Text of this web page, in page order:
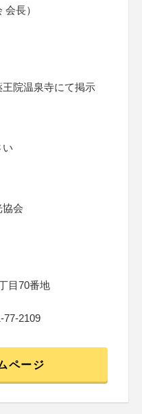
長）
院温泉寺にて掲示
い
会
目70番地
77-2109
ページ